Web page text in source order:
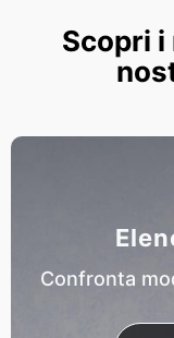
Scopri
Confronta